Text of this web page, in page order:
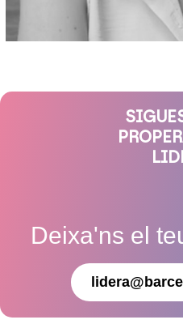
Deixa'ns el